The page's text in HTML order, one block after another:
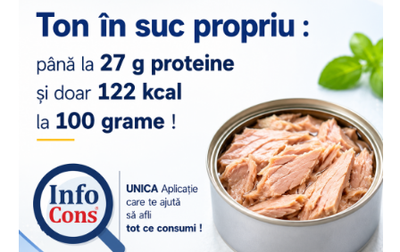
Salariul minim in Europa in 2026 – Romania pe locul 20
din 22 in UE